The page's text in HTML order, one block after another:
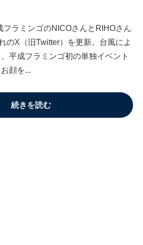
フラミンゴのNICOさんとRIHOさん
のX（旧Twitter）を更新。台風によ
平成フラミンゴ初の単独イベント
顔を...
続きを読む